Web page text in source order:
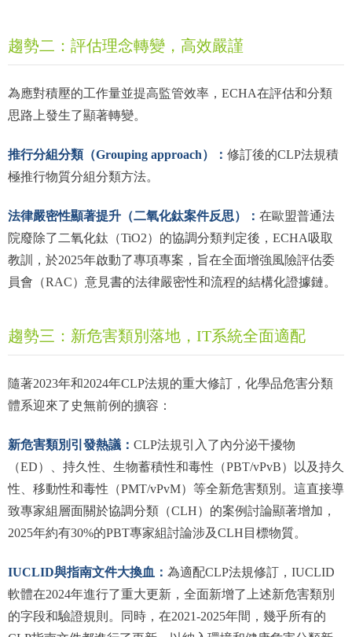
趨勢二：評估理念轉變，高效嚴謹
為應對積壓的工作量並提高監管效率，ECHA在評估和分類
思路上發生了顯著轉變。
推行分組分類（Grouping approach）： 修訂後的CLP法規積
極推行物質分組分類方法。
法律嚴密性顯著提升（二氧化鈦案件反思）： 在歐盟普通法
院廢除了二氧化鈦（TiO2）的協調分類判定後，ECHA吸取
教訓，於2025年啟動了專項專案，旨在全面增強風險評估委
員會（RAC）意見書的法律嚴密性和流程的結構化證據鏈。
趨勢三：新危害類別落地，IT系統全面適配
隨著2023年和2024年CLP法規的重大修訂，化學品危害分類
體系迎來了史無前例的擴容：
新危害類別引發熱議： CLP法規引入了內分泌干擾物
（ED）、持久性、生物蓄積性和毒性（PBT/vPvB）以及持久
性、移動性和毒性（PMT/vPvM）等全新危害類別。這直接導
致專家組層面關於協調分類（CLH）的案例討論顯著增加，
2025年約有30%的PBT專家組討論涉及CLH目標物質。
IUCLID與指南文件大換血： 為適配CLP法規修訂，IUCLID
軟體在2024年進行了重大更新，全面新增了上述新危害類別
的字段和驗證規則。同時，在2021-2025年間，幾乎所有的